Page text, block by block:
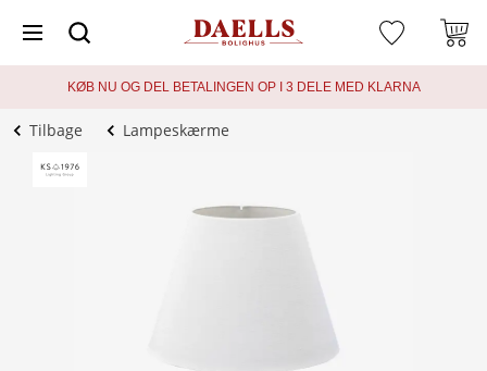
KØB NU OG DEL BETALINGEN OP I 3 DELE MED KLARNA
Tilbage Lampeskærme